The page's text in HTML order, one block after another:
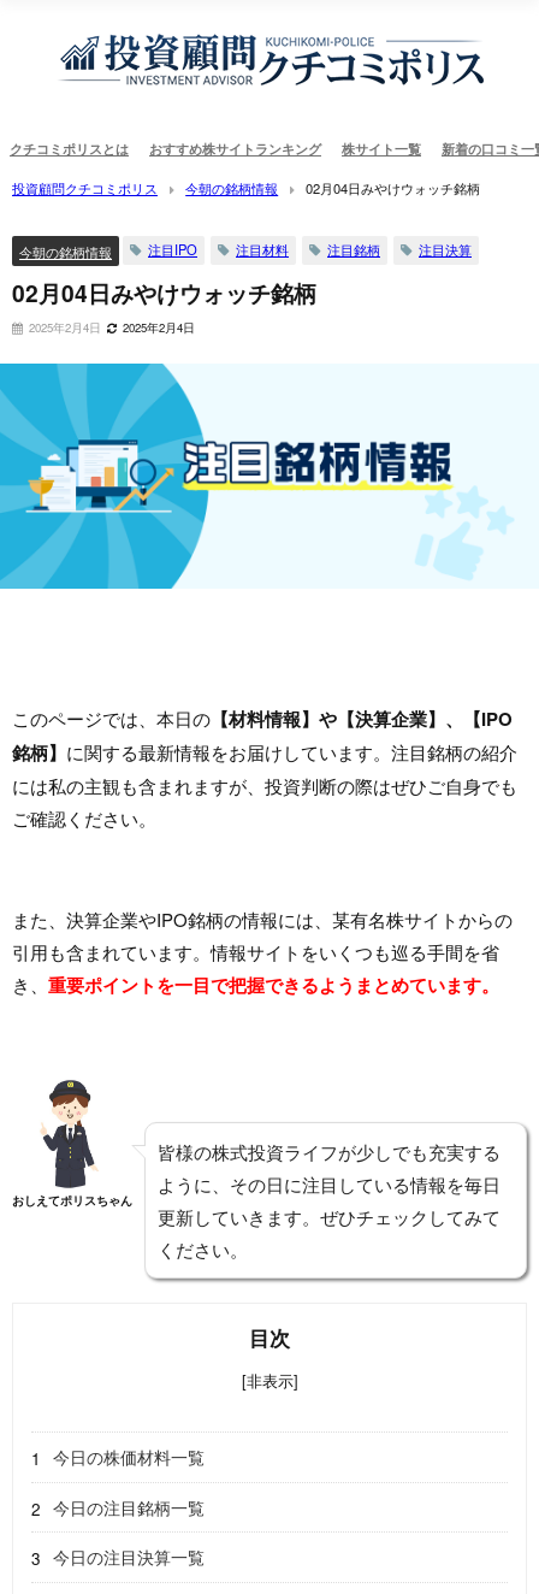
クチコミポリスとは おすすめ株サイトランキング 株サイト一覧 新着の口コミ一
投資顧問クチコミポリス 今朝の銘柄情報 02月04日みやけウォッチ銘柄
今朝の銘柄情報 注目IPO 注目材料 注目銘柄 注目決算
02月04日みやけウォッチ銘柄
2025年2月4日 2025年2月4日
このページでは、本日の 【材料情報】や【決算企業】、【IPO
銘柄】 に関する最新情報をお届けしています。注目銘柄の紹介
には私の主観も含まれますが、投資判断の際はぜひご自身でも
ご確認ください。
また、決算企業やIPO銘柄の情報には、某有名株サイトからの
引用も含まれています。情報サイトをいくつも巡る手間を省
き、 重要ポイントを一目で把握できるようまとめています。
おしえてポリスちゃん
皆様の株式投資ライフが少しでも充実する
ように、その日に注目している情報を毎日
更新していきます。ぜひチェックしてみて
ください。
目次
[非表示]
今日の株価材料一覧
今日の注目銘柄一覧
今日の注目決算一覧